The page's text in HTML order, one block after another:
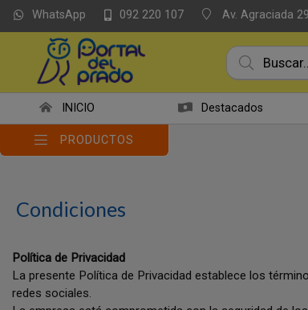
WhatsApp 092 220 107 Av. Agraciada
INICIO Destacados
PRODUCTOS
Condiciones
Política de Privacidad
La presente Política de Privacidad establece los
redes sociales.